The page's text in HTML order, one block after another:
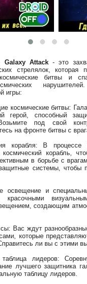
Galaxy Attack- это
стрелялок, которая
битвы и
игры:
космические битвы:
герой, способный
под свой
на фронте битвы с
корабля: В
корабль,
в борьбе с
системы, чтобы
освещение и
красочными
создающим
Вас ждут
которые
ли вы с этими
лидеров:
лучшего защитника
таблицу лидеров.